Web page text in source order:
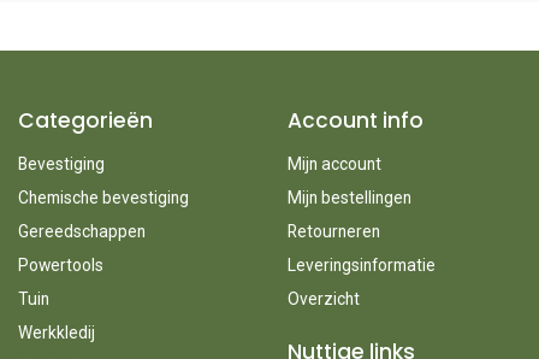
Categorieën
Bevestiging
Chemische bevestiging
Gereedschappen
Powertools
Tuin
Werkkledij
Account info
Mijn account
Mijn bestellingen
Retourneren
Leveringsinformatie
Overzicht
Nuttige links